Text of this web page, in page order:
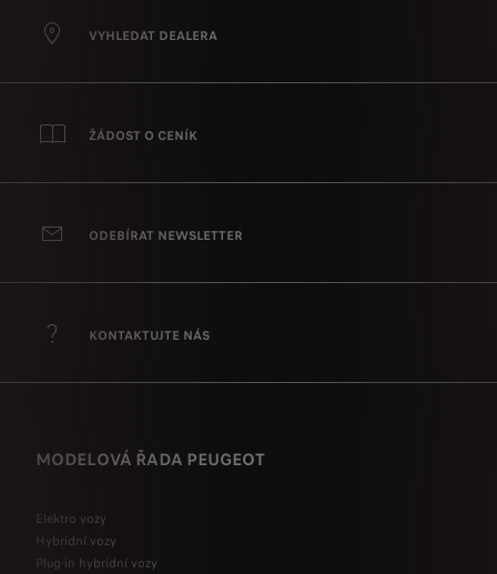
VYHLEDAT DEALERA
ŽÁDOST O CENÍK
ODEBÍRAT NEWSLETTER
KONTAKTUJTE NÁS
MODELOVÁ ŘADA PEUGEOT
Elektro vozy
Hybridní vozy
Plug-in hybridní vozy